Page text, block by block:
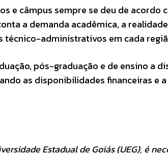
e câmpus sempre se deu de acordo
a demanda acadêmica, a
administrativos em cada
pós-graduação e de ensino a
as disponibilidades financeiras e
Estadual de Goiás (UEG), é